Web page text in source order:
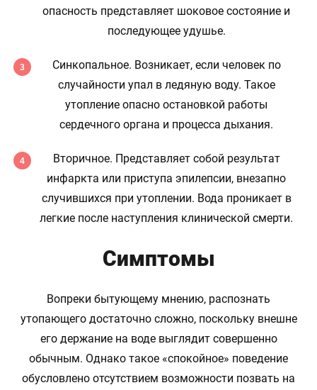
опасность представляет шоковое состояние и
последующее удушье.
Синкопальное. Возникает, если человек по
случайности упал в ледяную воду. Такое
утопление опасно остановкой работы
сердечного органа и процесса дыхания.
Вторичное. Представляет собой результат
инфаркта или приступа эпилепсии, внезапно
случившихся при утоплении. Вода проникает в
легкие после наступления клинической смерти.
Симптомы
Вопреки бытующему мнению, распознать
утопающего достаточно сложно, поскольку внешне
его держание на воде выглядит совершенно
обычным. Однако такое «спокойное» поведение
обусловлено отсутствием возможности позвать на